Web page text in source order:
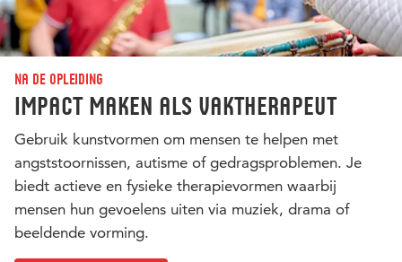
Na de opleiding
Impact maken als vaktherapeut
Gebruik kunstvormen om mensen te helpen met
angststoornissen, autisme of gedragsproblemen. Je
biedt actieve en fysieke therapievormen waarbij
mensen hun gevoelens uiten via muziek, drama of
beeldende vorming.